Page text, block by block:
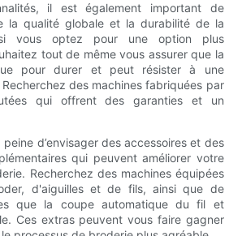
il est également important de
la qualité globale et la durabilité de la
vous optez pour une option plus
tout de même vous assurer que la
pour durer et peut résister à une
des machines fabriquées par
qui offrent des garanties et un
d’envisager des accessoires et des
qui peuvent améliorer votre
Recherchez des machines équipées
d'aiguilles et de fils, ainsi que de
que la coupe automatique du fil et
Ces extras peuvent vous faire gagner